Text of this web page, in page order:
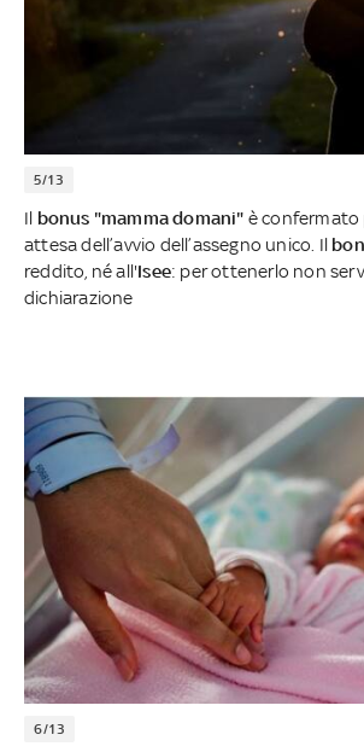
5/13
Il bonus "mamma domani" èconfermato
attesa dell’avvio dell’assegno unico. Il
reddito, né all'Isee: per ottenerlo non
dichiarazione
6/13